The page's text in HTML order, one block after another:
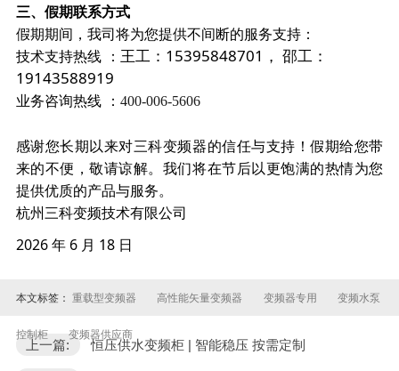
三、假期联系方式
假期期间，我司将为您提供不间断的服务支持：
技术支持热线 ： 王工：15395848701， 邵工：
19143588919
业务咨询热线 ： 400-006-5606
感谢您长期以来对三科变频器的信任与支持！假期给您带
来的不便，敬请谅解。我们将在节后以更饱满的热情为您
提供优质的产品与服务。
杭州三科变频技术有限公司
2026 年 6 月 18 日
本文标签： 重载型变频器 高性能矢量变频器 变频器专用 变频水泵
控制柜 变频器供应商
上一篇: 恒压供水变频柜 | 智能稳压 按需定制